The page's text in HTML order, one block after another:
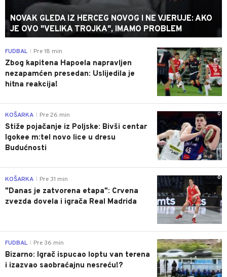
NOVAK GLEDA IZ HERCEG NOVOG I NE VJERUJE: AKO
JE OVO "VELIKA TROJKA", IMAMO PROBLEM
0
FUDBAL Pre 18 min
Zbog kapitena Hapoela napravljen
nezapamćen presedan: Uslijedila je
hitna reakcija!
0
KOŠARKA Pre 26 min
Stiže pojačanje iz Poljske: Bivši centar
Igokee m:tel novo lice u dresu
Budućnosti
0
KOŠARKA Pre 31 min
"Danas je zatvorena etapa": Crvena
zvezda dovela i igrača Real Madrida
0
FUDBAL Pre 36 min
Bizarno: Igrač ispucao loptu van terena
i izazvao saobraćajnu nesreću!?